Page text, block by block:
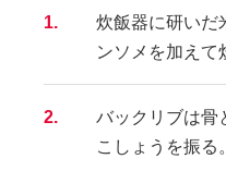
1.
炊飯器に研いだ
ンソメを加えて
2.
バックリブは骨
こしょうを振る。